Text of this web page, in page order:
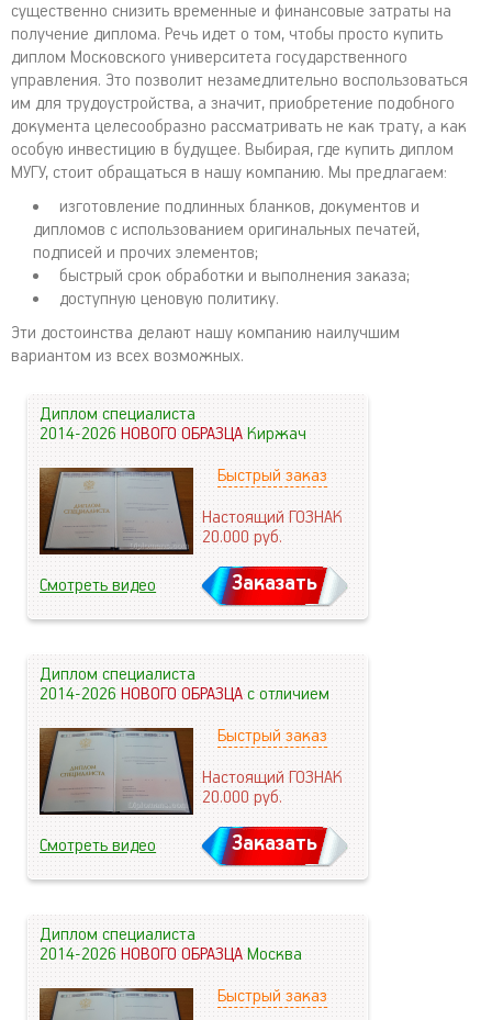
существенно снизить временные и финансовые затраты на
получение диплома. Речь идет о том, чтобы просто купить
диплом Московского университета государственного
управления. Это позволит незамедлительно воспользоваться
им для трудоустройства, а значит, приобретение подобного
документа целесообразно рассматривать не как трату, а как
особую инвестицию в будущее. Выбирая, где купить диплом
МУГУ, стоит обращаться в нашу компанию. Мы предлагаем:
изготовление подлинных бланков, документов и
дипломов с использованием оригинальных печатей,
подписей и прочих элементов;
быстрый срок обработки и выполнения заказа;
доступную ценовую политику.
Эти достоинства делают нашу компанию наилучшим
вариантом из всех возможных.
Диплом специалиста
2014-2026НОВОГО ОБРАЗЦАКиржач
Быстрый заказ
Настоящий ГОЗНАК
20.000руб.
Смотреть видео Заказать
Диплом специалиста
2014-2026НОВОГО ОБРАЗЦАс отличием
Быстрый заказ
Настоящий ГОЗНАК
20.000руб.
Смотреть видео Заказать
Диплом специалиста
2014-2026НОВОГО ОБРАЗЦАМосква
Быстрый заказ